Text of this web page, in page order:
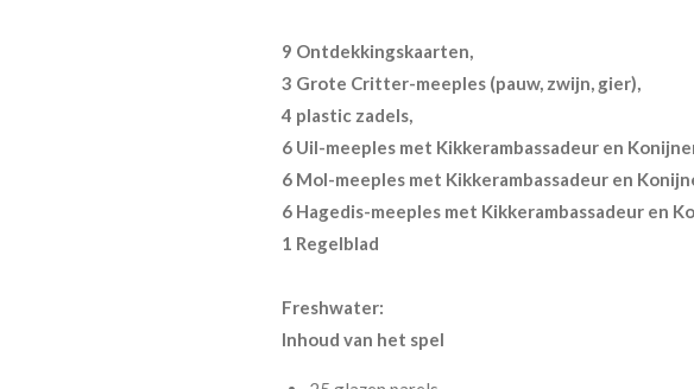
9 Ontdekkingskaarten,
3 Grote Critter-meeples (pauw, zwijn, gier),
4 plastic zadels,
6 Uil-meeples met Kikkerambassadeur en
6 Mol-meeples met Kikkerambassadeur en
6 Hagedis-meeples met Kikkerambassadeur en
1 Regelblad
Freshwater:
Inhoud van het spel